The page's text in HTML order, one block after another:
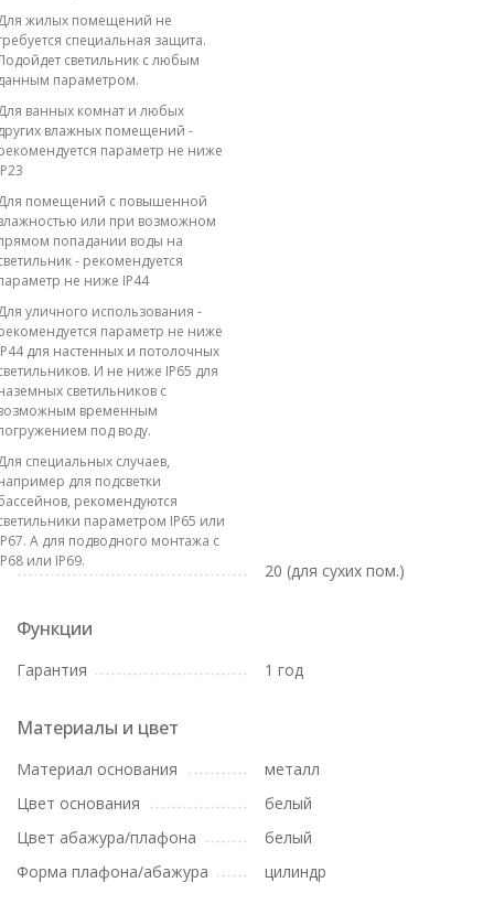
жилых помещений не
специальная защита.
светильник с любым
параметром.
ванных комнат и любых
влажных помещений -
параметр не ниже
помещений с повышенной
или при возможном
попадании воды на
- рекомендуется
не ниже IP44
уличного использования -
параметр не ниже
для настенных и потолочных
И не ниже IP65 для
светильников с
временным
под воду.
специальных случаев,
для подсветки
рекомендуются
параметром IP65 или
А для подводного монтажа с
или IP69.
20 (для сухих пом.)
Функции
Гарантия 1 год
Материалы и цвет
Материал основания
металл
Цвет основания
белый
Цвет абажура/плафона
белый
Форма плафона/абажура
цилиндр